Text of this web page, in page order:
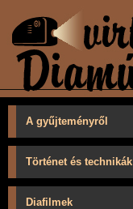
A gyűjteményről
Történet és technikák
Diafilmek